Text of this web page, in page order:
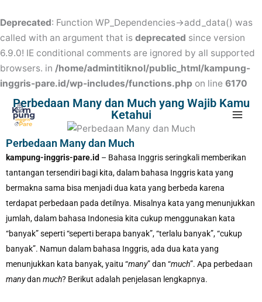
Deprecated: Function WP_Dependencies->add_data() was
called with an argument that is deprecated since version
6.9.0! IE conditional comments are ignored by all supported
browsers. in /home/admintitiknol/public_html/kampung-
inggris-pare.id/wp-includes/functions.php on line 6170
to
content
Perbedaan Many dan Much yang Wajib Kamu
Ketahui
Perbedaan Many dan Much
kampung-inggris-pare.id – Bahasa Inggris seringkali memberikan
tantangan tersendiri bagi kita, dalam bahasa Inggris kata yang
bermakna sama bisa menjadi dua kata yang berbeda karena
terdapat perbedaan pada detilnya. Misalnya kata yang menunjukkan
jumlah, dalam bahasa Indonesia kita cukup menggunakan kata
“banyak” seperti “seperti berapa banyak”, “terlalu banyak”, “cukup
banyak”. Namun dalam bahasa Inggris, ada dua kata yang
menunjukkan kata banyak, yaitu “many” dan “much”. Apa perbedaan
manydan much? Berikut adalah penjelasan lengkapnya.